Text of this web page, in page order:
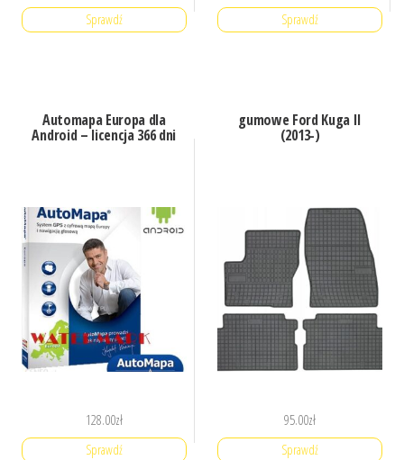
Sprawdź Sprawdź
Automapa Europa dla
Android – licencja 366 dni
128.00zł
Sprawdź
gumowe Ford Kuga II
(2013-)
95.00zł
Sprawdź